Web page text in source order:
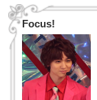
Focus!